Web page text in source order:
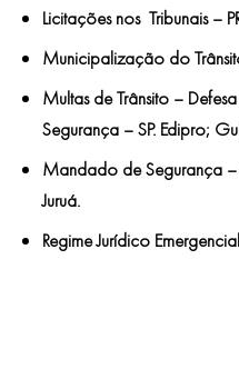
Licitações nos Tribunais –
Municipalização do
Multas de Trânsito –
Segurança – SP. Edipro;
Mandado de Segurança –
Juruá.
Regime Jurídico